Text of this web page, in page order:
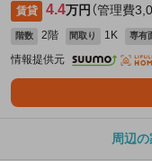
賃貸 4.4万円 （管理費
階数 2階 間取り 1K 専有
情報提供元
周辺